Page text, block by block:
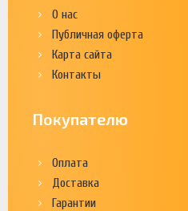
О нас
Публичная оферта
Карта сайта
Контакты
Покупателю
Оплата
Доставка
Гарантии